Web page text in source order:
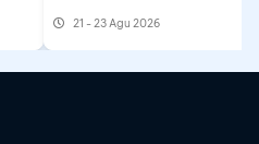
21 - 23 Agu 2026